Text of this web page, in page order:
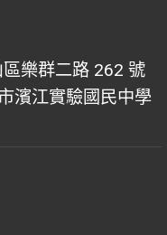
樂群二路 262 號
濱江實驗國民中學